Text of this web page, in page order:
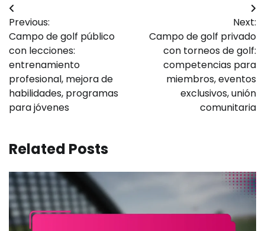
Post
navigation
Previous:
Campo de golf público
con lecciones:
entrenamiento
profesional, mejora de
habilidades, programas
para jóvenes
Next:
Campo de golf privado
con torneos de golf:
competencias para
miembros, eventos
exclusivos, unión
comunitaria
Related Posts